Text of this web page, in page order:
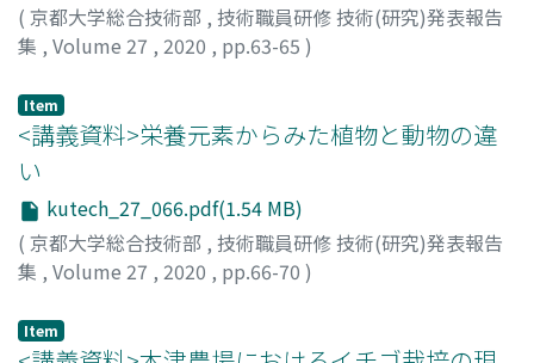
( 京都大学総合技術部 , 技術職員研修 技術(研究)発表報告
集 , Volume 27 , 2020 , pp.63-65 )
Item
<講義資料>栄養元素からみた植物と動物の違
い
kutech_27_066.pdf(1.54 MB)
( 京都大学総合技術部 , 技術職員研修 技術(研究)発表報告
集 , Volume 27 , 2020 , pp.66-70 )
Item